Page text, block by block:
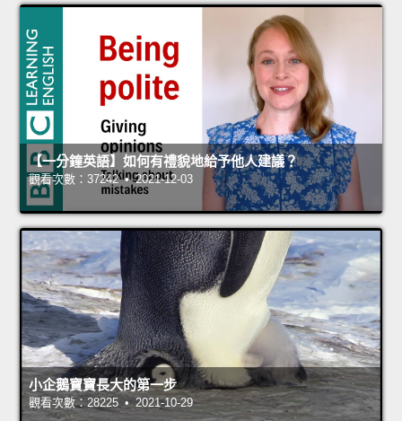
【一分鐘英語】如何有禮貌地給予他人建議？
觀看次數：37242 • 2021-12-03
小企鵝寶寶長大的第一步
觀看次數：28225 • 2021-10-29